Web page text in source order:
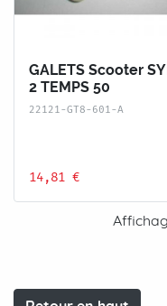
GALETS Scooter
2 TEMPS 50
22121-GT8-601-A
14,81 €